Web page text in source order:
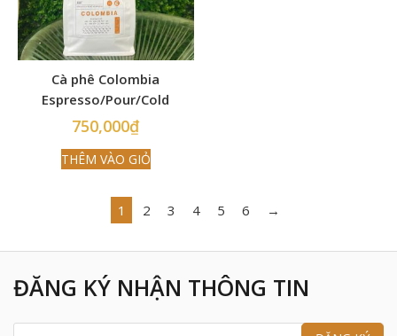
Cà phê Colombia
Espresso/Pour/Cold
Brew
750,000₫
THÊM VÀO GIỎ
1 2 3 4 5 6 →
ĐĂNG KÝ NHẬN THÔNG TIN